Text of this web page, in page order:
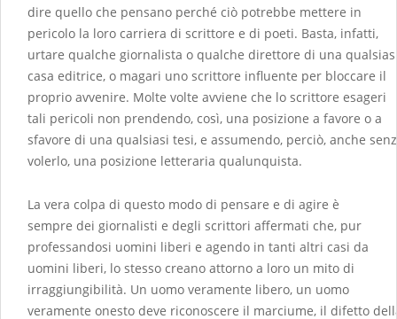
dire quello che pensano perché ciò potrebbe mettere in
pericolo la loro carriera di scrittore e di poeti. Basta, infatti,
urtare qualche giornalista o qualche direttore di una
casa editrice, o magari uno scrittore influente per bloccare il
proprio avvenire. Molte volte avviene che lo scrittore esageri
tali pericoli non prendendo, così, una posizione a favore o a
sfavore di una qualsiasi tesi, e assumendo, perciò, anche
volerlo, una posizione letteraria qualunquista.
La vera colpa di questo modo di pensare e di agire è
sempre dei giornalisti e degli scrittori affermati che, pur
professandosi uomini liberi e agendo in tanti altri casi da
uomini liberi, lo stesso creano attorno a loro un mito di
irraggiungibilità. Un uomo veramente libero, un uomo
veramente onesto deve riconoscere il marciume, il difetto